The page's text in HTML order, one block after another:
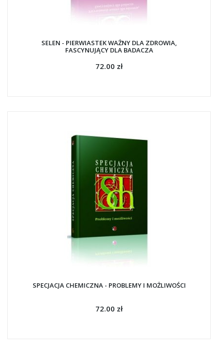
SELEN - PIERWIASTEK WAŻNY DLA ZDROWIA,
FASCYNUJĄCY DLA BADACZA
72.00 zł
SPECJACJA CHEMICZNA - PROBLEMY I MOŻLIWOŚCI
72.00 zł